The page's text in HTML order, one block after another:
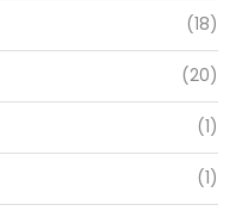
(18)
(20)
(1)
(1)